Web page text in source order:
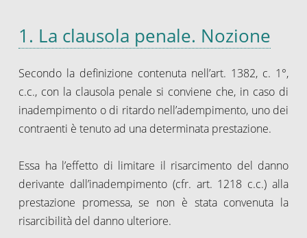
1. La clausola penale. Nozione
Secondo la definizione contenuta nell’art. 1382, c. 1°,
c.c., con la clausola penale si conviene che, in caso di
inadempimento o di ritardo nell’adempimento, uno dei
contraenti è tenuto ad una determinata prestazione.
Essa ha l’effetto di limitare il risarcimento del danno
derivante dall’inadempimento (cfr. art. 1218 c.c.) alla
prestazione promessa, se non è stata convenuta la
risarcibilità del danno ulteriore.